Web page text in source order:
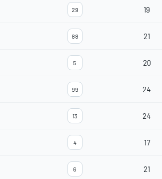
29 19
88 21
5 20
99 24
13 24
4 17
6 21